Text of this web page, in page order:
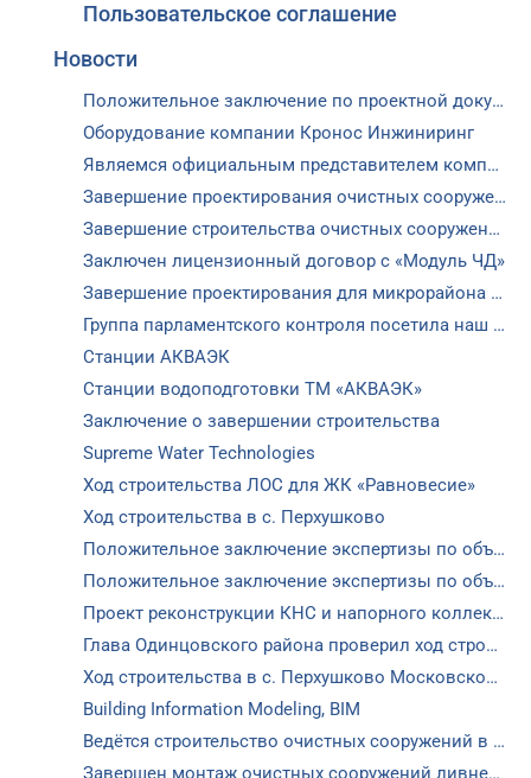
Пользовательское соглашение
Новости
Положительное заключение по проектной документации
Оборудование компании Кронос Инжиниринг
Являемся официальным представителем компании ООО "ПСК АРУС" и Aerzen Maschinenfabrik GmbH
Завершение проектирования очистных сооружений для г.о. Домодедово
Завершение строительства очистных сооружений в Старице
Заключен лицензионный договор с «Модуль ЧД»
Завершение проектирования для микрорайона «Академический»
Группа парламентского контроля посетила наш объект в Перхушково
Станции АКВАЭК
Станции водоподготовки ТМ «АКВАЭК»
Заключение о завершении строительства
Supreme Water Technologies
Ход строительства ЛОС для ЖК «Равновесие»
Ход строительства в с. Перхушково
Положительное заключение экспертизы по объекту в с. Перхушково
Положительное заключение экспертизы по объекту в с. Успенское
Проект реконструкции КНС и напорного коллектора в п. Горки-10
Глава Одинцовского района проверил ход строительства
Ход строительства в с. Перхушково Московской области
Building Information Modeling, BIM
Ведётся строительство очистных сооружений в с. Перхушково
Завершен монтаж очистных сооружений ливневых сточных вод для поселка «Изумрудная долина»